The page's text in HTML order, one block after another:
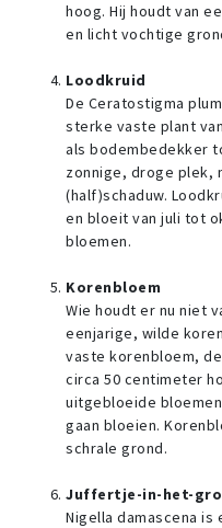
hoog. Hij houdt van
en licht vochtige
Loodkruid
De Ceratostigma
sterke vaste plant
als bodembedekker
zonnige, droge plek,
(half)schaduw.
en bloeit van juli tot
bloemen.
Korenbloem
Wie houdt er nu niet
eenjarige, wilde
vaste korenbloem,
circa 50 centimeter
uitgebloeide
gaan bloeien.
schrale grond.
Juffertje-in-het-
Nigella damascena